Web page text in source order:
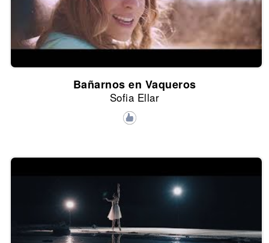
Bañarnos en Vaqueros
Sofia Ellar